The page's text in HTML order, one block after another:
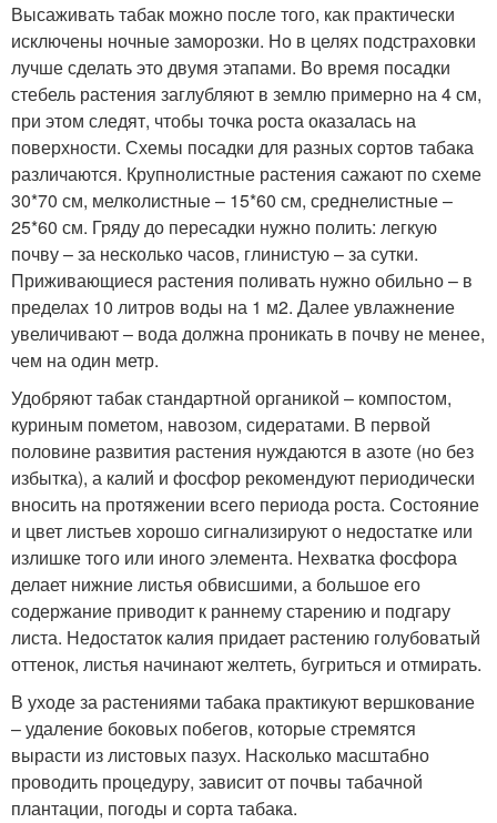
Высаживать табак можно после того, как практически
исключены ночные заморозки. Но в целях подстраховки
лучше сделать это двумя этапами. Во время посадки
стебель растения заглубляют в землю примерно на 4 см,
при этом следят, чтобы точка роста оказалась на
поверхности. Схемы посадки для разных сортов табака
различаются. Крупнолистные растения сажают по схеме
30*70 см, мелколистные – 15*60 см, среднелистные –
25*60 см. Гряду до пересадки нужно полить: легкую
почву – за несколько часов, глинистую – за сутки.
Приживающиеся растения поливать нужно обильно – в
пределах 10 литров воды на 1 м2. Далее увлажнение
увеличивают – вода должна проникать в почву не менее,
чем на один метр.
Удобряют табак стандартной органикой – компостом,
куриным пометом, навозом, сидератами. В первой
половине развития растения нуждаются в азоте (но без
избытка), а калий и фосфор рекомендуют периодически
вносить на протяжении всего периода роста. Состояние
и цвет листьев хорошо сигнализируют о недостатке или
излишке того или иного элемента. Нехватка фосфора
делает нижние листья обвисшими, а большое его
содержание приводит к раннему старению и подгару
листа. Недостаток калия придает растению голубоватый
оттенок, листья начинают желтеть, бугриться и отмирать.
В уходе за растениями табака практикуют вершкование
– удаление боковых побегов, которые стремятся
вырасти из листовых пазух. Насколько масштабно
проводить процедуру, зависит от почвы табачной
плантации, погоды и сорта табака.